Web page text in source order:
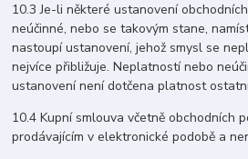
10.3 Je-li některé ustanovení
neúčinné, nebo se takovým stane,
nastoupí ustanovení, jehož smysl se
nejvíce přibližuje. Neplatností nebo
ustanovení není dotčena platnost
10.4 Kupní smlouva včetně obchodních
prodávajícím v elektronické podobě a